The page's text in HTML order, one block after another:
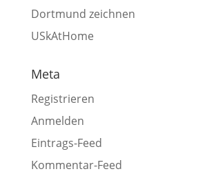
Dortmund zeichnen
USkAtHome
Meta
Registrieren
Anmelden
Eintrags-Feed
Kommentar-Feed